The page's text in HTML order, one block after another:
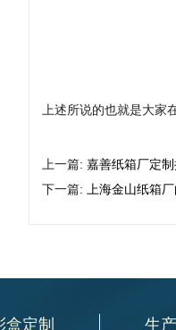
上述所说的也就是大家
上一篇: 嘉善纸箱厂定
下一篇:
上海金山纸箱
盒定制 生